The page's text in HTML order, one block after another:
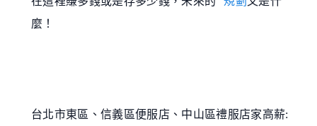
麼！
台北市東區、信義區便服店、中山區禮服店家高薪: